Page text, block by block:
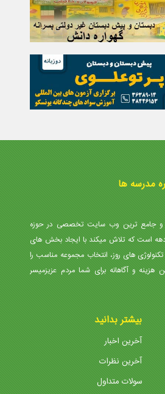
مدرسه ها
و جامع ترین وب سایت تخصصی در حوزه
است که تلاش میکند با ایجاد بخش های
های روز، انتخاب مجموعه مناسب را
هزینه و آگاهانه برای شما مردم عزیزمیسر
بیشتر بدانید
آخرین اخبار
آخرین نظرات
سولات متداول